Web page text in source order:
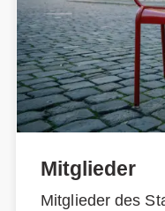
Mitglieder
Mitglieder des